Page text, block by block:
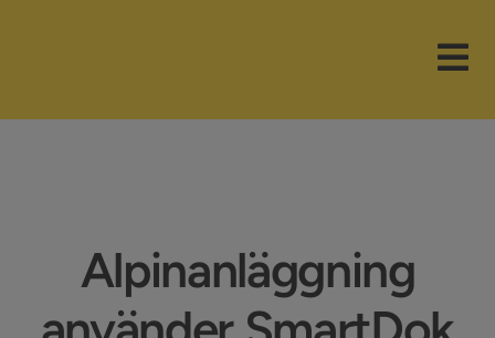
Funktioner
Nyheter
Alpinanläggning